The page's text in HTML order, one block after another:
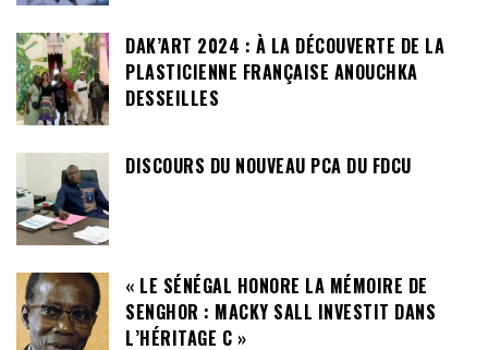
DAK’ART 2024 : À LA DÉCOUVERTE DE LA
PLASTICIENNE FRANÇAISE ANOUCHKA
DESSEILLES
DISCOURS DU NOUVEAU PCA DU FDCU
« LE SÉNÉGAL HONORE LA MÉMOIRE DE
SENGHOR : MACKY SALL INVESTIT DANS
L’HÉRITAGE C »